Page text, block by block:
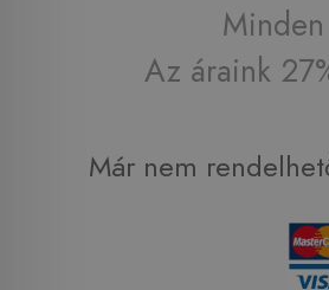
Az áraink
Már nem